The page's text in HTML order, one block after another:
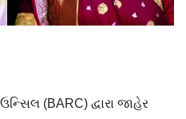
(BARC) દ્વારા જાહેર